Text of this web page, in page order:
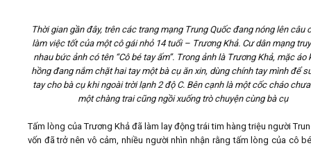
Thời gian gần đây, trên các trang mạng Trung Quốc đang nóng lên câu
làm việc tốt của một cô gái nhỏ 14 tuổi – Trương Khả. Cư dân mạng
nhau bức ảnh có tên “Cô bé tay ấm”. Trong ảnh là Trương Khả, mặc áo
hồng đang nắm chặt hai tay một bà cụ ăn xin, dùng chính tay mình để
tay cho bà cụ khi ngoài trời lạnh 2 độ C. Bên cạnh là một cốc cháo
một chàng trai cũng ngồi xuống trò chuyện cùng bà cụ
Tấm lòng của Trương Khả đã làm lay động trái tim hàng triệu người
vốn đã trở nên vô cảm, nhiều người nhìn nhận rằng tấm lòng của cô